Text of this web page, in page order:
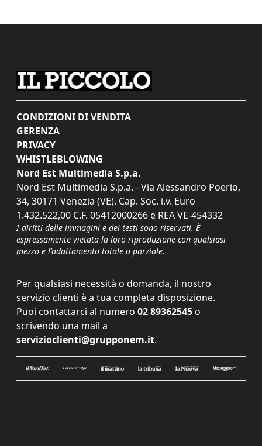
CONDIZIONI DI VENDITA
GERENZA
PRIVACY
WHISTLEBLOWING
Nord Est Multimedia S.p.a.
Nord Est Multimedia S.p.a. - Via Alessandro Poerio,
34, 30171 Venezia (VE). Cap. Soc. i.v. Euro
1.432.522,00 C.F. 05412000266 e REA VE-454332
I diritti delle immagini e dei testi sono riservati. È
espressamente vietata la loro riproduzione con qualsiasi
mezzo e l'adattamento totale o parziale.
Per qualsiasi necessità o domanda, il nostro
servizio clienti è a tua completa disposizione.
Puoi contattarci al numero 02 89362545 o
scrivendo una mail a
servizioclienti@grupponem.it.